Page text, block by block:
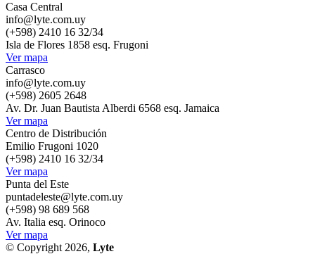
Casa Central
info@lyte.com.uy
(+598) 2410 16 32/34
Isla de Flores 1858 esq. Frugoni
Ver mapa
Carrasco
info@lyte.com.uy
(+598) 2605 2648
Av. Dr. Juan Bautista Alberdi 6568 esq. Jamaica
Ver mapa
Centro de Distribución
Emilio Frugoni 1020
(+598) 2410 16 32/34
Ver mapa
Punta del Este
puntadeleste@lyte.com.uy
(+598) 98 689 568
Av. Italia esq. Orinoco
Ver mapa
© Copyright 2026, Lyte